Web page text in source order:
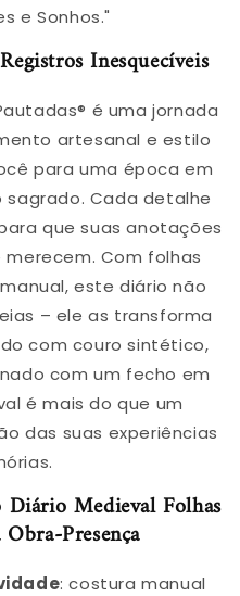
e Sonhos."
Inesquecíveis
é uma jornada
artesanal e estilo
para uma época em
Cada detalhe
que suas anotações
Com folhas
este diário não
– ele as transforma
com couro sintético,
com um fecho em
é mais do que um
das suas experiências
Diário Medieval Folhas
Presença
: costura manual